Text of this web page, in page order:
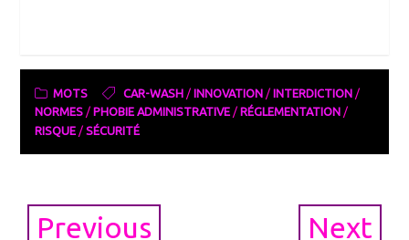
MOTS CAR-WASH / INNOVATION / INTERDICTION /
NORMES /PHOBIE ADMINISTRATIVE /RÉGLEMENTATION /
RISQUE /SÉCURITÉ
Post
Previous Next